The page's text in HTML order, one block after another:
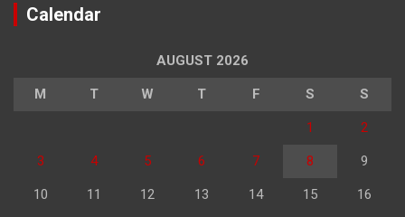
Calendar
AUGUST 2026
M T W T F S S
1 2
3 4 5 6 7 8 9
10 11 12 13 14 15 16